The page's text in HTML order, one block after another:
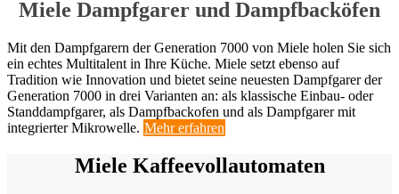
Miele Dampfgarer und Dampfbacköfen
Mit den Dampfgarern der Generation 7000 von Miele holen Sie sich
ein echtes Multitalent in Ihre Küche. Miele setzt ebenso auf
Tradition wie Innovation und bietet seine neuesten Dampfgarer der
Generation 7000 in drei Varianten an: als klassische Einbau- oder
Standdampfgarer, als Dampfbackofen und als Dampfgarer mit
integrierter Mikrowelle. Mehr erfahren
Miele Kaffeevollautomaten